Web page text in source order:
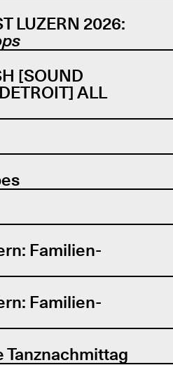
LUZERN 2026:
[SOUND
ALL
Familien-
Familien-
Tanznachmittag